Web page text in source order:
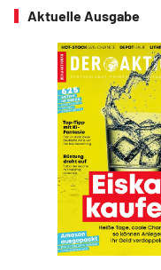
Aktuelle Ausgabe